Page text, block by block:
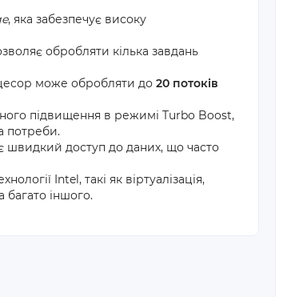
, яка забезпечує високу
обробляти кілька завдань
може обробляти до 20 потоків
підвищення в режимі Turbo Boost,
потреби.
доступ до даних, що часто
Intel, такі як віртуалізація,
іншого.